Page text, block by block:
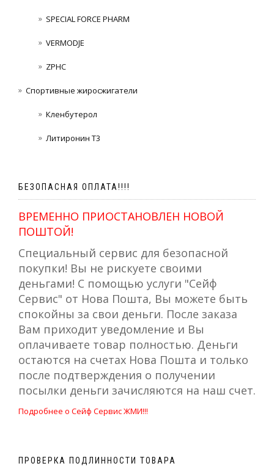
SPECIAL FORCE PHARM
VERMODJE
ZPHC
Спортивные жиросжигатели
Кленбутерол
Литиронин Т3
БЕЗОПАСНАЯ ОПЛАТА!!!!
ВРЕМЕННО ПРИОСТАНОВЛЕН НОВОЙ
ПОШТОЙ!
Специальный сервис для безопасной
покупки! Вы не рискуете своими
деньгами! С помощью услуги "Сейф
Сервис" от Нова Пошта, Вы можете быть
спокойны за свои деньги. После заказа
Вам приходит уведомление и Вы
оплачиваете товар полностью. Деньги
остаются на счетах Нова Пошта и только
после подтверждения о получении
посылки деньги зачисляются на наш счет.
Подробнее о Сейф Сервис ЖМИ!!!
ПРОВЕРКА ПОДЛИННОСТИ ТОВАРА